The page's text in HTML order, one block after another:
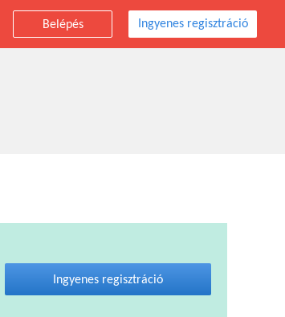
Belépés Ingyenes regisztráció
Ingyenes regisztráció